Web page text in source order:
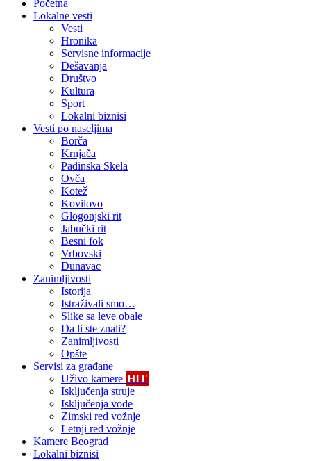
Početna
Lokalne vesti
Vesti
Hronika
Servisne informacije
Dešavanja
Društvo
Kultura
Sport
Lokalni biznisi
Vesti po naseljima
Borča
Krnjača
Padinska Skela
Ovča
Kotež
Kovilovo
Glogonjski rit
Jabučki rit
Besni fok
Vrbovski
Dunavac
Zanimljivosti
Istorija
Istraživali smo…
Slike sa leve obale
Da li ste znali?
Zanimljivosti
Opšte
Servisi za građane
Uživo kamere HIT
Isključenja struje
Isključenja vode
Zimski red vožnje
Letnji red vožnje
Kamere Beograd
Lokalni biznisi